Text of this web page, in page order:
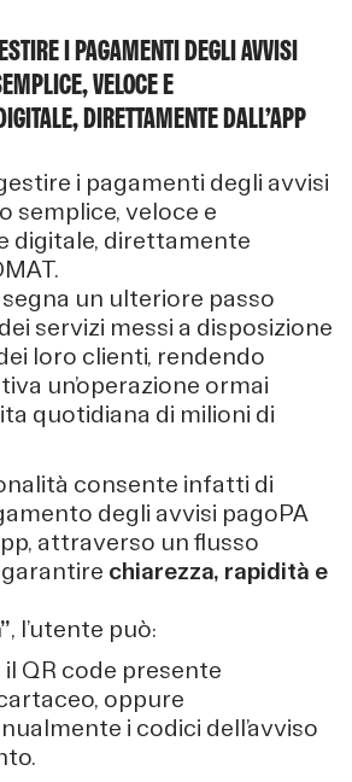
I PAGAMENTI DEGLI AVVISI
VELOCE E
DIRETTAMENTE DALL’APP
i pagamenti degli avvisi
semplice, veloce e
digitale, direttamente
un ulteriore passo
servizi messi a disposizione
loro clienti, rendendo
un’operazione ormai
quotidiana di milioni di
consente infatti di
degli avvisi pagoPA
attraverso un flusso
chiarezza, rapidità e
, l’utente può:
QR code presente
oppure
i codici dell’avviso